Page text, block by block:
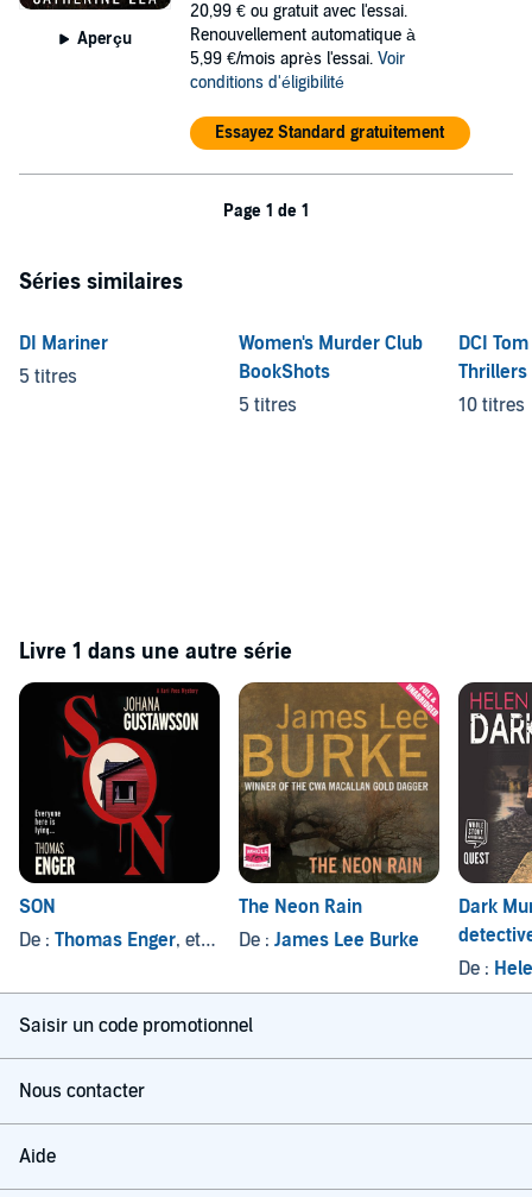
Aperçu
20,99 € ou gratuit avec l'essai.
Renouvellement automatique à
5,99 €/mois après l'essai. Voir
conditions d'éligibilité
Essayez Standard gratuitement
Page 1 de 1
Séries similaires
DI Mariner
5 titres
Women's Murder Club
BookShots
5 titres
DCI
Thrillers
10 titres
Livre 1 dans une autre série
SON
De : Thomas Enger, et autres
The Neon Rain
De : James Lee Burke
Dark
De :
Saisir un code promotionnel
Nous contacter
Aide